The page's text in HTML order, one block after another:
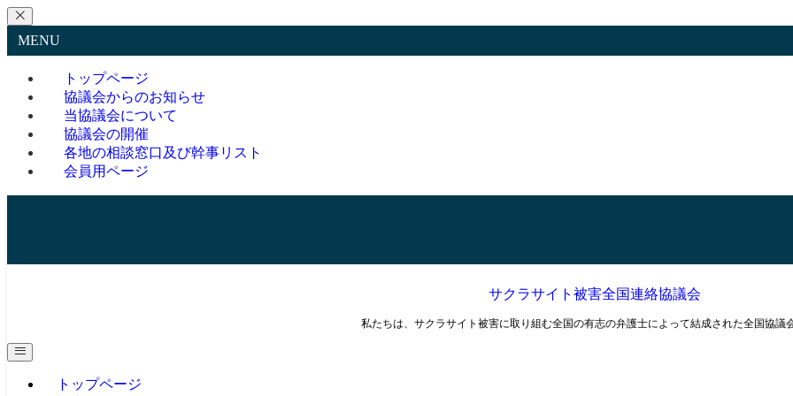
MENU
トップページ
協議会からのお知らせ
当協議会について
協議会の開催
各地の相談窓口及び幹事リスト
会員用ページ
サクラサイト被害全国連絡協議会
私たちは、サクラサイト被害に取り組む全国の有志の弁護士によって結成された全国協議
トップページ